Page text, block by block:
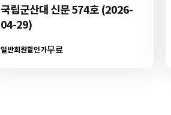
국립군산대 신문 574호 (2026-
04-29)
일반회원할인가무료